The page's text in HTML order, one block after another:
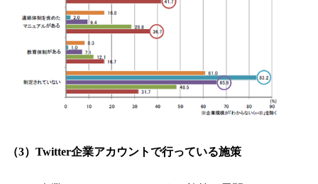
（3）Twitter企業アカウントで行っている施策